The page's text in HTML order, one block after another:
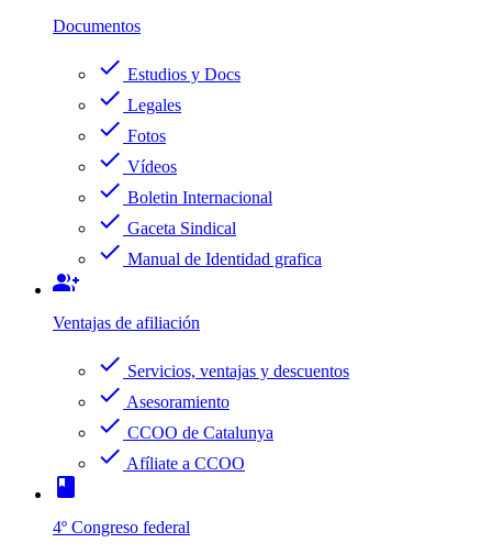
Documentos
check Estudios y Docs
check Legales
check Fotos
check Vídeos
check Boletin Internacional
check Gaceta Sindical
check Manual de Identidad grafica
group_add
Ventajas de afiliación
check Servicios, ventajas y descuentos
check Asesoramiento
check CCOO de Catalunya
check Afíliate a CCOO
book
4º Congreso federal